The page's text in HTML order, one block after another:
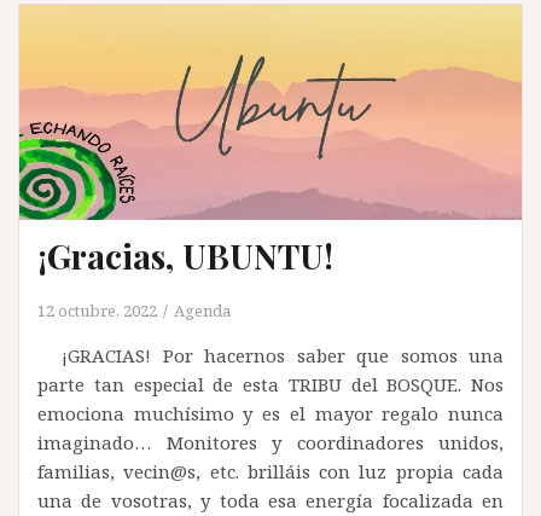
¡Gracias, UBUNTU!
12 octubre, 2022 Agenda
¡GRACIAS! Por hacernos saber que somos una
parte tan especial de esta TRIBU del BOSQUE. Nos
emociona muchísimo y es el mayor regalo nunca
imaginado… Monitores y coordinadores unidos,
familias, vecin@s, etc. brilláis con luz propia cada
una de vosotras, y toda esa energía focalizada en